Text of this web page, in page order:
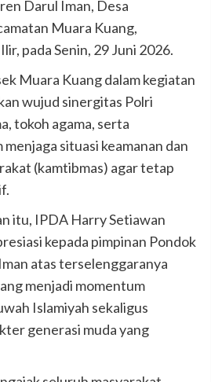
Darul Iman, Desa
Muara Kuang,
pada Senin, 29 Juni 2026.
Muara Kuang dalam kegiatan
wujud sinergitas Polri
tokoh agama, serta
menjaga situasi keamanan dan
(kamtibmas) agar tetap
itu, IPDA Harry Setiawan
kepada pimpinan Pondok
atas terselenggaranya
menjadi momentum
Islamiyah sekaligus
generasi muda yang